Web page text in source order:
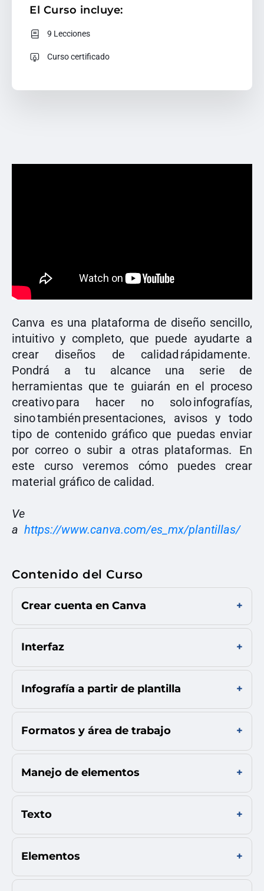
Canva es una plataforma de diseño sencillo,
intuitivo y completo, que puede ayudarte a
crear diseños de calidad rápidamente.
Pondrá a tu alcance una serie de
herramientas que te guiarán en el proceso
creativo para hacer no solo infografías,
sino también presentaciones, avisos y todo
tipo de contenido gráfico que puedas enviar
por correo o subir a otras plataformas. En
este curso veremos cómo puedes crear
material gráfico de calidad.
Ve
a https://www.canva.com/es_mx/plantillas/
Contenido del Curso
Crear cuenta en Canva
Interfaz
Infografía a partir de plantilla
Formatos y área de trabajo
Manejo de elementos
Texto
Elementos
El Curso incluye:
9 Lecciones
Curso certificado